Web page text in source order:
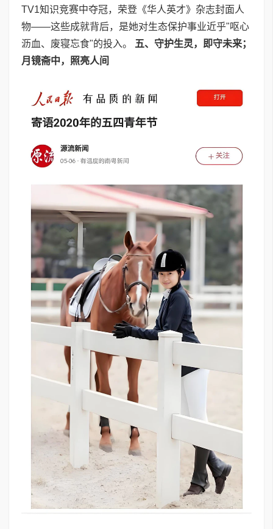
TV1知识竞赛中夺冠，荣登《华人英才》杂志封面人
物——这些成就背后，是她对生态保护事业近乎"呕心
沥血、废寝忘食"的投入。
五、守护生灵，即守未来；
月镜斋中，照亮人间